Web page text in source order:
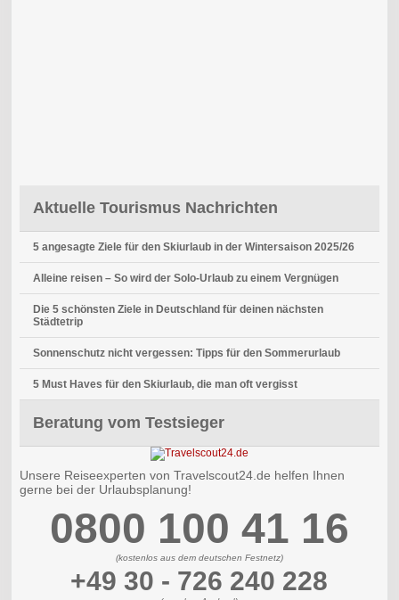
Aktuelle Tourismus Nachrichten
5 angesagte Ziele für den Skiurlaub in der Wintersaison 2025/26
Alleine reisen – So wird der Solo-Urlaub zu einem Vergnügen
Die 5 schönsten Ziele in Deutschland für deinen nächsten
Städtetrip
Sonnenschutz nicht vergessen: Tipps für den Sommerurlaub
5 Must Haves für den Skiurlaub, die man oft vergisst
Beratung vom Testsieger
Unsere Reiseexperten von Travelscout24.de helfen Ihnen
gerne bei der Urlaubsplanung!
0800 100 41 16
(kostenlos aus dem deutschen Festnetz)
+49 30 - 726 240 228